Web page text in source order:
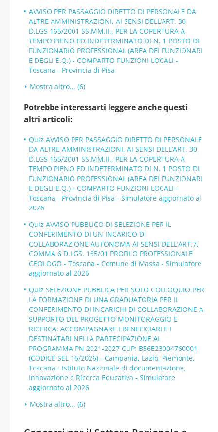
AVVISO PER PASSAGGIO DIRETTO DI PERSONALE DA
ALTRE AMMINISTRAZIONI, AI SENSI DELL’ART. 30
D.LGS 165/2001 SS.MM.II., PER LA COPERTURA A
TEMPO PIENO ED INDETERMINATO DI N. 1 POSTO DI
FUNZIONARIO PROFESSIONAL (AREA DEI FUNZIONARI
E DEGLI E.Q.) - COMPARTO FUNZIONI LOCALI -
Toscana - Provincia di Pisa
Mostra altro... (6)
Potrebbe interessarti leggere anche questi
altri articoli:
Quiz AVVISO PER PASSAGGIO DIRETTO DI PERSONALE
DA ALTRE AMMINISTRAZIONI, AI SENSI DELL’ART. 30
D.LGS 165/2001 SS.MM.II., PER LA COPERTURA A
TEMPO PIENO ED INDETERMINATO DI N. 1 POSTO DI
FUNZIONARIO PROFESSIONAL (AREA DEI FUNZIONARI
E DEGLI E.Q.) - COMPARTO FUNZIONI LOCALI -
Toscana - Provincia di Pisa - Simulatore aggiornato al
2026
Quiz AVVISO PUBBLICO DI SELEZIONE PER IL
CONFERIMENTO DI UN INCARICO DI
COLLABORAZIONE AUTONOMA AI SENSI DELL’ART.7,
COMMA 6 D.LGS. 165/01 PROFILO PROFESSIONALE
GEOLOGO - Toscana - Comune di Massa - Simulatore
aggiornato al 2026
Quiz SELEZIONE PUBBLICA PER SOLO COLLOQUIO PER
LA FORMAZIONE DI UNA GRADUATORIA PER IL
CONFERIMENTO DI INCARICHI DI COLLABORAZIONE A
SUPPORTO DEL PROGETTO MONITORAGGIO E
RICERCA: ACCOMPAGNARE I BENEFICIARI E I
DESTINATARI NELLA PARTECIPAZIONE AL
PROGRAMMA PN 2021-2027 CUP: B56E23004760001
(CODICE SEL 16/2026) - Campania, Lazio, Piemonte,
Toscana - Istituto Nazionale di documentazione,
Innovazione e Ricerca Educativa - Simulatore
aggiornato al 2026
Mostra altro... (6)